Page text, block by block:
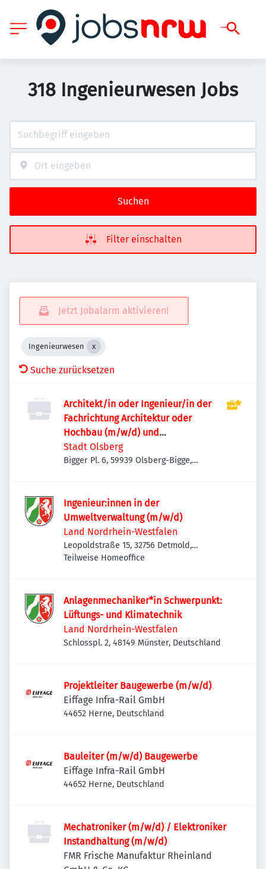
318 Ingenieurwesen Jobs
Suchen
Filter einschalten
Jetzt Jobalarm aktivieren!
Ingenieurwesen
Suche zurücksetzen
Architekt/in oder Ingenieur/in der
Fachrichtung Architektur oder
Hochbau (m/w/d) und
Bautechniker/in im Hochbau (m/w/d)
Stadt Olsberg
Bigger Pl. 6, 59939 Olsberg-Bigge,
Ingenieur:innen in der
Umweltverwaltung (m/w/d)
Land Nordrhein-Westfalen
Leopoldstraße 15, 32756 Detmold,
Deutschland
Teilweise Homeoffice
Anlagenmechaniker*in Schwerpunkt:
Lüftungs- und Klimatechnik
Land Nordrhein-Westfalen
Schlosspl. 2, 48149 Münster, Deutschland
Projektleiter Baugewerbe (m/w/d)
Eiffage Infra-Rail GmbH
44652 Herne, Deutschland
Bauleiter (m/w/d) Baugewerbe
Eiffage Infra-Rail GmbH
44652 Herne, Deutschland
Mechatroniker (m/w/d) / Elektroniker
Instandhaltung (m/w/d)
FMR Frische Manufaktur Rheinland